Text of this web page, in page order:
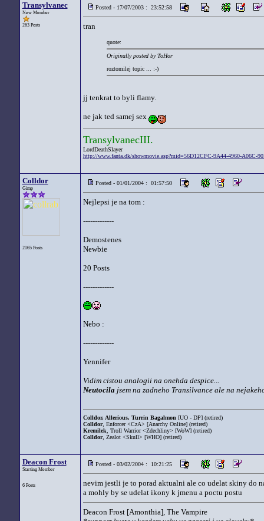
Transylvanec
New Member
263 Posts
Posted - 17/07/2003 : 23:52:58
tran
quote:
Originally posted by ToHor
roztomilej topic ... :-)
jj tenkrat to byli flamy.
ne jak ted samej sex
TransylvanecIII.
LordDeathSlayer
http://www.fanta.dk/showmovie.asp?mid=56D12CFC-9A44-4960-A06C-
Colldor
Gimp
2165 Posts
Posted - 01/01/2004 : 01:57:50
Nejlepsi je na tom :
-------------
Demostenes
Newbie
20 Posts
-------------
Nebo :
-------------
Yennifer
Vidim cistou analogii na onehda despice...
Neutocila jsem na zadneho Transilvance ale na
Colldor, Allerious, Turrin Bagalmon [UO - DP] (retired)
Colldor, Enforcer <CzA> [Anarchy Online] (retired)
Kremilek , Troll Warrior <Zdechliny> [WoW] (retired)
Colldor, Zealot <Skull> [WHO] (retired)
Deacon Frost
Starting Member
6 Posts
Posted - 03/02/2004 : 10:21:25
nevim jestli je to porad aktualni ale co udelat skiny do
a mohly by se udelat ikony k jmenu a poctu postu
Deacon Frost [Amonthia], The Vampire